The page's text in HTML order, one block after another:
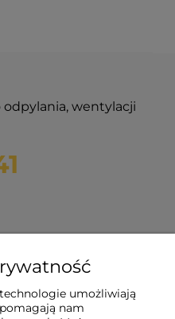
odpylania, wentylacji
umożliwiają
nam